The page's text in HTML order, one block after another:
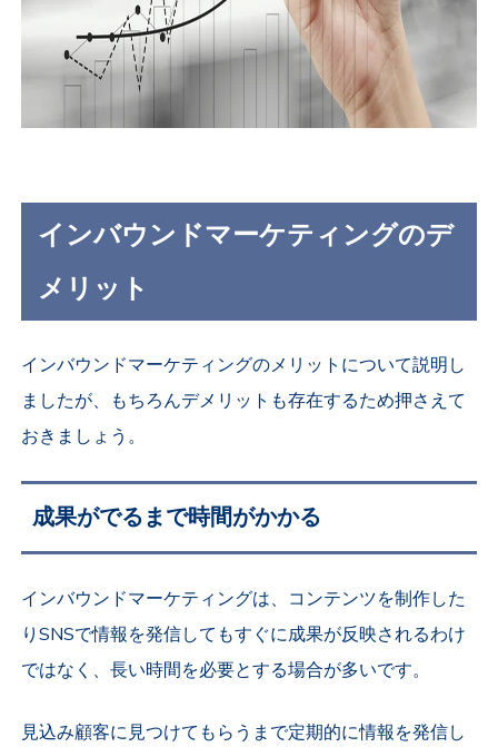
インバウンドマーケティングのデ
メリット
インバウンドマーケティングのメリットについて説明し
ましたが、もちろんデメリットも存在するため押さえて
おきましょう。
成果がでるまで時間がかかる
インバウンドマーケティングは、コンテンツを制作した
りSNSで情報を発信してもすぐに成果が反映されるわけ
ではなく、長い時間を必要とする場合が多いです。
見込み顧客に見つけてもらうまで定期的に情報を発信し